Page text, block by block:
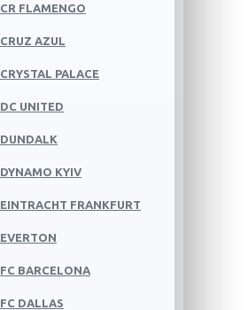
CR FLAMENGO
CRUZ AZUL
CRYSTAL PALACE
DC UNITED
DUNDALK
DYNAMO KYIV
EINTRACHT FRANKFURT
EVERTON
FC BARCELONA
FC DALLAS